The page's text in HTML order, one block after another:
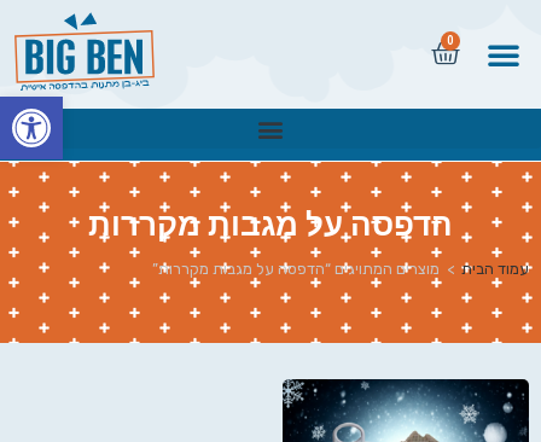
0
הדפסה על מגבות מקררות
עמוד הבית > מוצרים המתויגים “הדפסה על מגבות מקררות”